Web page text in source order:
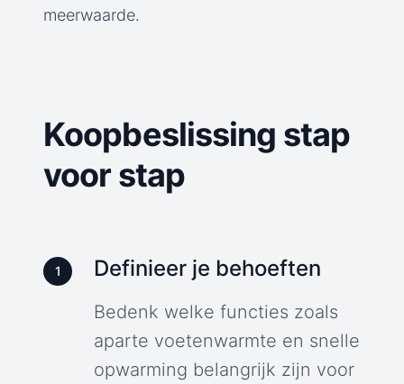
meerwaarde.
Koopbeslissing stap
voor stap
1 Definieer je behoeften
Bedenk welke functies zoals
aparte voetenwarmte en snelle
opwarming belangrijk zijn voor